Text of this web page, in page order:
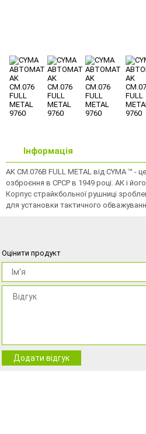
Інформація
AK CM.076B FULL METAL від CYMA ™
озброєння в СРСР в 1949 році. АК і
Корпус страйкбольної рушниці
для установки тактичного
Оцінити продукт
Додати відгук